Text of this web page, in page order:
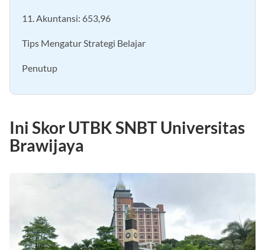
11. Akuntansi: 653,96
Tips Mengatur Strategi Belajar
Penutup
Ini Skor UTBK SNBT Universitas
Brawijaya